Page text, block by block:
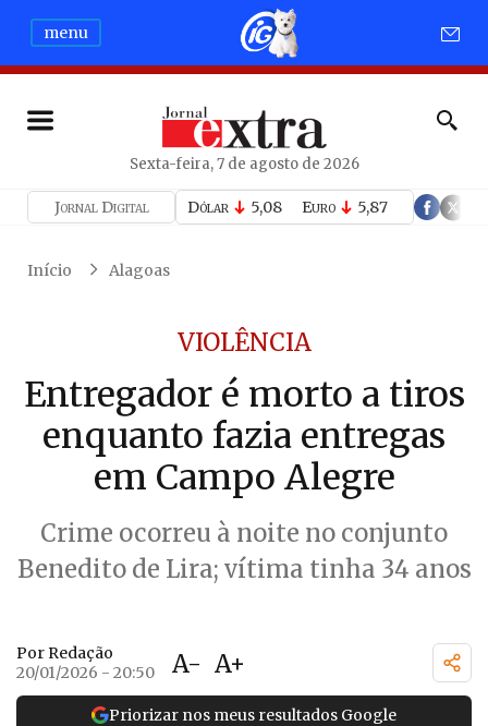
menu
Sexta-feira, 7 de agosto de 2026
Jornal Digital Dólar 5,08 Euro 5,87
Início Alagoas
VIOLÊNCIA
Entregador é morto a tiros
enquanto fazia entregas
em Campo Alegre
Crime ocorreu à noite no conjunto
Benedito de Lira; vítima tinha 34 anos
Por Redação
20/01/2026 - 20:50
A- A+
Priorizar nos meus resultados Google